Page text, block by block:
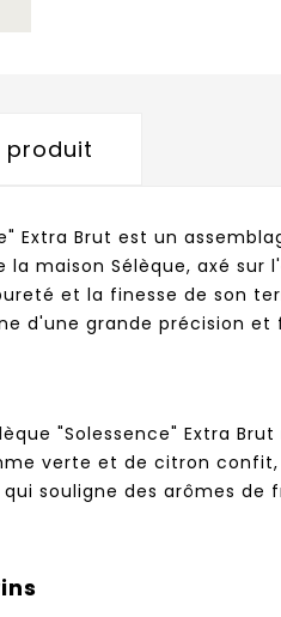
produit
Extra Brut est un
la maison Sélèque, axé
et la finesse de son
d'une grande précision et
"Solessence" Extra
verte et de citron
souligne des arômes